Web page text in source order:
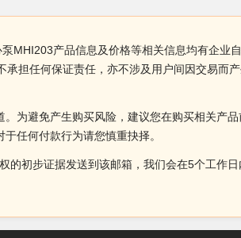
MHI203产品信息及价格等相关信息均有企业
担任何保证责任，亦不涉及用户间因交易而
为避免产生购买风险，建议您在购买相关产
任何付款行为请您慎重抉择。
的初步证据发送到该邮箱，我们会在5个工作